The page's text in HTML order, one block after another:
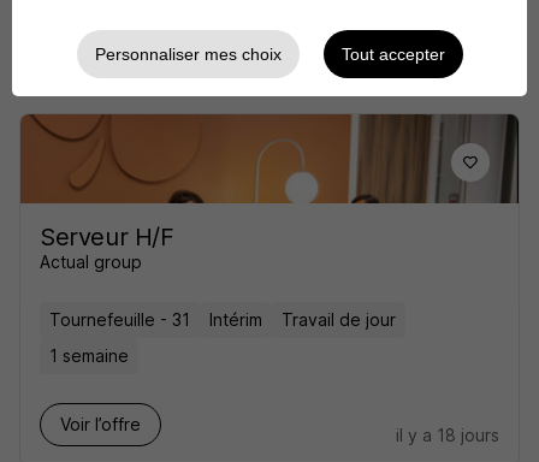
Voir l’offre
il y a 17 jours
Serveur H/F
Actual group
Tournefeuille - 31 Intérim
Travail de jour
1 semaine
Voir l’offre
il y a 18 jours
Personnaliser mes choix Tout accepter